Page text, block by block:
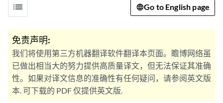
list Go to English page
免责声明:
我们将使用第三方机器翻译软件翻译本页面。瞻博网络虽
已做出相当大的努力提供高质量译文，但无法保证其准确
性。如果对译文信息的准确性有任何疑问，请参阅英文版
本. 可下载的 PDF 仅提供英文版.